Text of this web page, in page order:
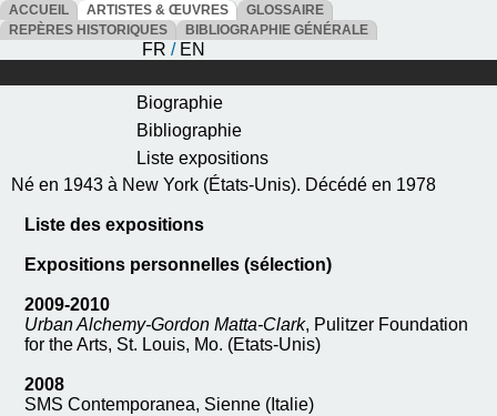
ACCUEIL ARTISTES & ŒUVRES
GLOSSAIRE
REPÈRES HISTORIQUES
BIBLIOGRAPHIE GÉNÉRALE
FR / EN